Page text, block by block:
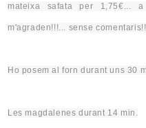
mateixa safata per 1,75€...
m'agraden!!!... sense
Ho posem al forn durant uns 30
Les magdalenes durant 14 min.